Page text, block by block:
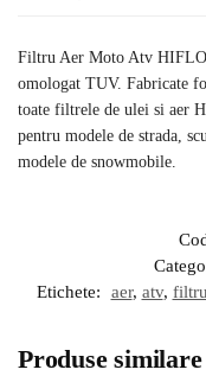
Filtru Aer Moto Atv
omologat TUV. Fabricate
toate filtrele de ulei si aer
pentru modele de strada,
modele de snowmobile.
Etichete:
aer, atv, filtru
Produse similare